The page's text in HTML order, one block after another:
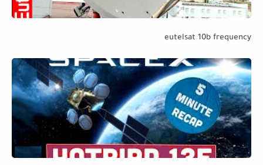
eutelsat 10b frequency